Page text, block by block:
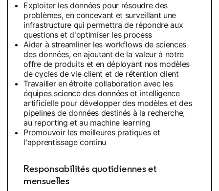
Exploiter les données pour résoudre des
problèmes, en concevant et surveillant une
infrastructure qui permettra de répondre aux
questions et d'optimiser les process
Aider à streamliner les workflows de sciences
des données, en ajoutant de la valeur à notre
offre de produits et en déployant nos modèles
de cycles de vie client et de rétention client
Travailler en étroite collaboration avec les
équipes science des données et intelligence
artificielle pour développer des modèles et des
pipelines de données destinés à la recherche,
au reporting et au machine learning
Promouvoir les meilleures pratiques et
l'apprentissage continu
Responsabilités quotidiennes et
mensuelles